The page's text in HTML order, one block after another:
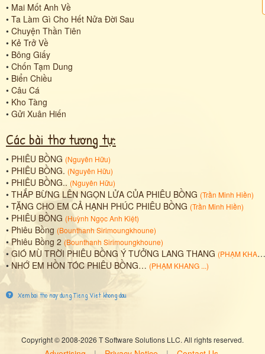
• Mai Mốt Anh Về
• Ta Làm Gì Cho Hết Nửa Đời Sau
• Chuyện Thần Tiên
• Kẻ Trở Về
• Bông Giấy
• Chốn Tạm Dung
• Biển Chiều
• Câu Cá
• Kho Tàng
• Gửi Xuân Hiến
Các bài thơ tương tự:
• PHIÊU BỒNG (Nguyên Hữu)
• PHIÊU BỒNG. (Nguyên Hữu)
• PHIÊU BỒNG.. (Nguyên Hữu)
• THẮP BỪNG LÊN NGỌN LỬA CỦA PHIÊU BỒNG (Trần Minh Hiền)
• TẶNG CHO EM CẢ HẠNH PHÚC PHIÊU BỒNG (Trần Minh Hiền)
• PHIÊU BỒNG (Huỳnh Ngọc Anh Kiệt)
• Phiêu Bồng (Bounthanh Sirimoungkhoune)
•Phiêu Bồng 2 (Bounthanh Sirimoungkhoune)
• GIÓ MÙ TRỜI PHIÊU BỒNG Ý TƯỞNG LANG THANG (PHẠM KHANG
•NHỚ EM HỒN TÓC PHIÊU BỒNG… (PHẠM KHANG ...)
Xem bai tho nay dung Tieng Viet khong dau
Copyright © 2008-2026 T Software Solutions LLC. All rights reserved.